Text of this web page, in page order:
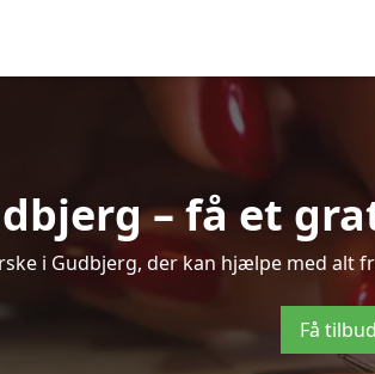
– få et
i Gudbjerg, der kan hjælpe med
Få